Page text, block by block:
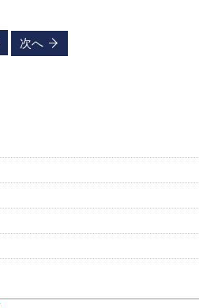
次へ